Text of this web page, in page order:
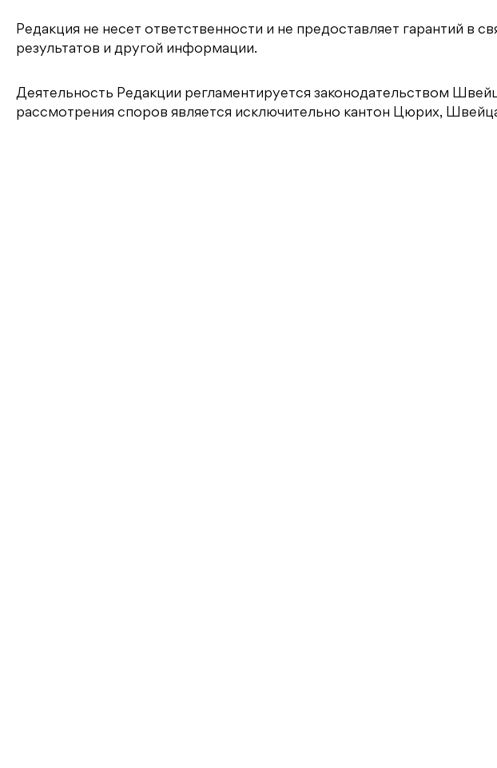
Редакция не несет ответственности и не предоставляет гарантий в
результатов и другой информации.
Деятельность Редакции регламентируется законодательством
рассмотрения споров является исключительно кантон Цюрих,